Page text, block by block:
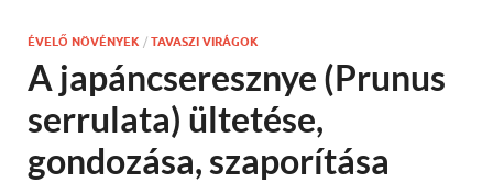
ÉVELŐ NÖVÉNYEK / TAVASZI VIRÁGOK
A japáncseresznye (Prunus
serrulata) ültetése,
gondozása, szaporítása